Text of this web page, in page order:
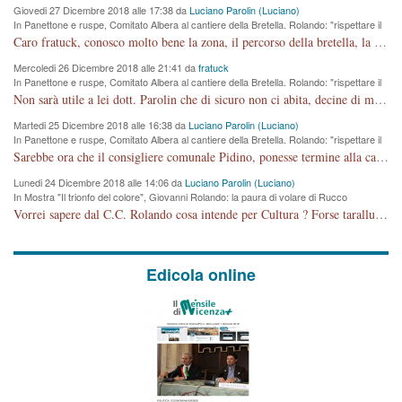
Giovedi 27 Dicembre 2018 alle 17:38 daLuciano Parolin (Luciano)
In Panettone e ruspe, Comitato Albera al cantiere della Bretella. Rolando: "rispettare il
cronoprogramma"
Caro fratuck, conosco molto bene la zona, il percorso della bretella, la situazione dei cittadini, abito in Viale Trento. A partire dal 2003 ho partecipato al Comitato di Maddalene pro bretella, e a riunioni propositive per apportare modifiche al progetto. Numerose mie foto del territorio sono arrivate a Roma, altri miei interventi (non graditi dalla Sx) sono stati pubblicati dal GdV, assieme ad altri come Ciro Asproso, ora favorevole alla bretella. Ho partecipato alla raccolta firme per la chiusura della strada x 5 giorni eseguita dal Sindaco Hullwech per sforamento 180 Micro/g. Pertanto come impegno per la tematica sono apposto con la coscienza. Ora il Progetto è partito, fine! Voglio dire che la nuova Giunta "comunale" non c'entra più. L'opera sarà "malauguratamente" eseguita, ma non con il mio placet. Il Consigliere Comunale dovrebbe capire che la campagna elettorale è finita, con buona pace di tutti. Quello che invece dovrebbe interessare è la proprietà della strada, dall'uscita autostradale Ovest, sino alla Rotatoria dell'Albara, vi sono tre possessori: Autostrade SpA; La Provincia, il Comune. Come la mettiamo per il futuro ? I costi, da 50 sono saliti a 100 milioni di € come dire 20 milioni a KM (!) da non credere. Comunque si farà. Ma nessuno canti Vittoria, anzi meglio non farne un ulteriore fatto "partitico" per questioni elettorali o di seggio. Se mi manda la sua mail, sono disponibile ad inviare i documenti e le foto sopra descritte. Con ossequi, Luciano Parolin
Mercoledi 26 Dicembre 2018 alle 21:41 dafratuck
In Panettone e ruspe, Comitato Albera al cantiere della Bretella. Rolando: "rispettare il
cronoprogramma"
Non sarà utile a lei dott. Parolin che di sicuro non ci abita, decine di migliaia di TIR, automobili e padroncini che passano quotidianamente per una strada appena rotabile, non è più possibile stendere i panni, attraversare la strada senza rischiare la morte, le case stanno crepando, i tempi sono cambiati e la bretella non passerà assolutamente per maddalene (ma cosa sta a dire?!), dia invece responsabilità a chi ha costruito tagliando la strada che doveva invece terminare a isola vicentina e non al moracchino lasciando Motta di Costabissara ancora in panne di traffico. I tempi sono cambiati dottore e se l'anagrafe della vita stagna nell'essere umano impressioni conservatrici, la società non le considera perchè va avanti, si industrializza e ha bisogno di infrastrutture e di sviluppo. Ultima considerazione, se è geloso di Rolando perchè vede in lui solo campagne politiche mentre si difendono i SOLI diritti dei cittadini, la preghiamo faccia considerazioni più appropriate. Saluti e complimenti per i suoi scritti.
Martedi 25 Dicembre 2018 alle 16:38 daLuciano Parolin (Luciano)
In Panettone e ruspe, Comitato Albera al cantiere della Bretella. Rolando: "rispettare il
cronoprogramma"
Sarebbe ora che il consigliere comunale Pidino, ponesse termine alla campagna elettorale nel territorio del suo seggio Villaggio del Sole. La tiraca è iniziata, distruggerà 6 km di prateria ovest della città, ricca di fonti e sorgenti d'acqua. I cittadini di Maddalene non avranno più Pace la notte. Molta colpa per la costruzione di questa Strada è proprio del signor Rolando,dei suoi gazebo mobili e che vuol far passare questa opera VANDALICA come progetto "utile" a chi ? Non è cosa seria sig. Rolando!
Lunedi 24 Dicembre 2018 alle 14:06 daLuciano Parolin (Luciano)
In Mostra "Il trionfo del colore", Giovanni Rolando: la paura di volare di Rucco
Vorrei sapere dal C.C. Rolando cosa intende per Cultura ? Forse tarallucci, vino e sagre, o spaghetti tricolori del PD ? Il continuo (s)parlare della mostra a Palazzo Chiericati caro consigliere DANNEGGIA FORTEMENTE l'immagine della città TUTTA e fa deviare i consensi che in RUSSIA (badi bene ex U.R.S.S.) sono ECCELLENTI. A livello artistico l'evento è di alta Valenza culturale, COMPITO di Tutta la Cittadinanza fare il possibile per propagandare l'iniziativa senza farne UN CASO PARTITICO come fa Lei da sempre. Meno Gazebo + Partecipazione! E così sia. Amen.
Edicola online